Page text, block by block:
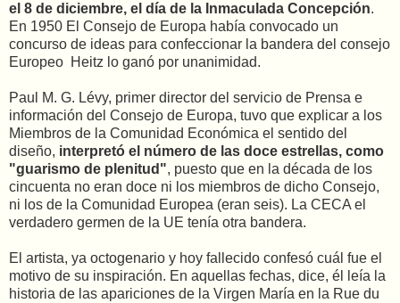
el 8 de diciembre, el día de la Inmaculada Concepción.
En 1950 El Consejo de Europa había convocado un
concurso de ideas para confeccionar la bandera del consejo
Europeo Heitz lo ganó por unanimidad.
Paul M. G. Lévy, primer director del servicio de Prensa e
información del Consejo de Europa, tuvo que explicar a los
Miembros de la Comunidad Económica el sentido del
diseño, interpretó el número de las doce estrellas, como
"guarismo de plenitud", puesto que en la década de los
cincuenta no eran doce ni los miembros de dicho Consejo,
ni los de la Comunidad Europea (eran seis). La CECA el
verdadero germen de la UE tenía otra bandera.
El artista, ya octogenario y hoy fallecido confesó cuál fue el
motivo de su inspiración. En aquellas fechas, dice, él leía la
historia de las apariciones de la Virgen María en la Rue du